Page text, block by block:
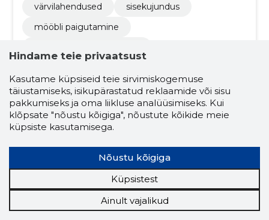
värvilahendused
sisekujundus
mööbli paigutamine
valgustid
tekstiilid
sisustusdisaini konsultatsioonid
valgustuslahendused ja ruumilahendused
sisekujundus
mööbli paigutus
eritellimusel mööbel
4.9
Hindame teie privaatsust
Kasutame küpsiseid teie sirvimiskogemuse
täiustamiseks, isikupärastatud reklaamide või sisu
pakkumiseks ja oma liikluse analüüsimiseks. Kui
klõpsate "nõustu kõigiga", nõustute kõikide meie
küpsiste kasutamisega.
Nõustu kõigiga
Küpsistest
Ainult vajalikud